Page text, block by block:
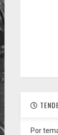
Por